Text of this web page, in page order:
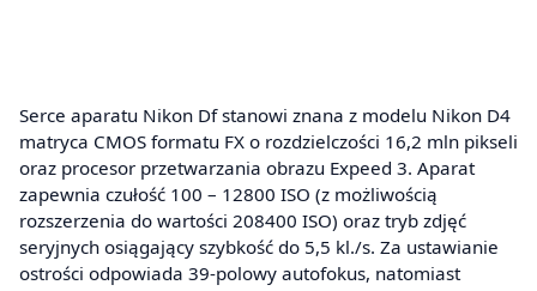
Serce aparatu Nikon Df stanowi znana z modelu Nikon D4
matryca CMOS formatu FX o rozdzielczości 16,2 mln pikseli
oraz procesor przetwarzania obrazu Expeed 3. Aparat
zapewnia czułość 100 – 12800 ISO (z możliwością
rozszerzenia do wartości 208400 ISO) oraz tryb zdjęć
seryjnych osiągający szybkość do 5,5 kl./s. Za ustawianie
ostrości odpowiada 39-polowy autofokus, natomiast